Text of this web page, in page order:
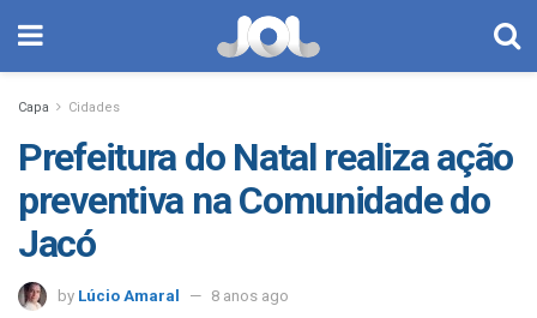
Capa Cidades
Prefeitura do Natal realiza ação
preventiva na Comunidade do
Jacó
by Lúcio Amaral 8 anos ago